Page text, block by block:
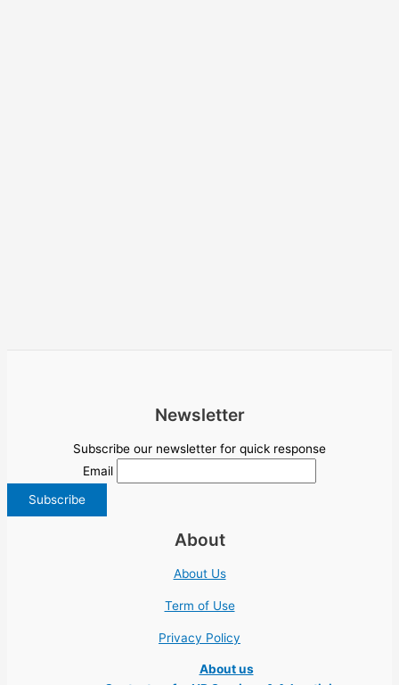
Newsletter
Subscribe our newsletter for quick response
Email
About
About Us
Term of Use
Privacy Policy
About us